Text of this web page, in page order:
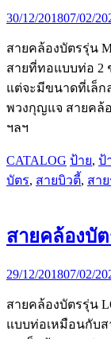
30/12/201807/02/
สายคล้องบัตรรุ่น
สายที่ทอแบบท่อ 2
แต่จะมีขนาดที่เล็ก
พวงกุญแจ สายคล้
ฯลฯ
CATALOG ป้าย, ป้
บัตร, สายบิวตี้, สา
สายคล้องบั
29/12/201807/02/
สายคล้องบัตรรุ่น
แบบท่อเหมือนกับส